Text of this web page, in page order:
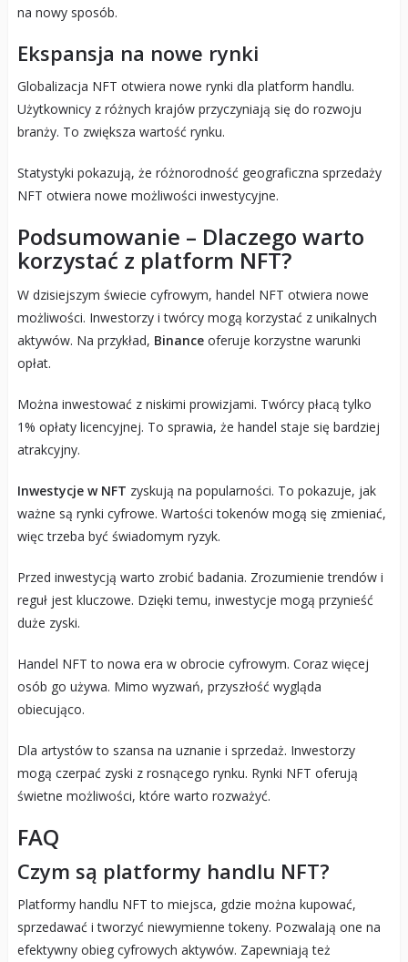
na nowy sposób.
Ekspansja na nowe rynki
Globalizacja NFT otwiera nowe rynki dla platform handlu.
Użytkownicy z różnych krajów przyczyniają się do rozwoju
branży. To zwiększa wartość rynku.
Statystyki pokazują, że różnorodność geograficzna sprzedaży
NFT otwiera nowe możliwości inwestycyjne.
Podsumowanie – Dlaczego warto
korzystać z platform NFT?
W dzisiejszym świecie cyfrowym, handel NFT otwiera nowe
możliwości. Inwestorzy i twórcy mogą korzystać z unikalnych
aktywów. Na przykład, Binanceoferuje korzystne warunki
opłat.
Można inwestować z niskimi prowizjami. Twórcy płacą tylko
1% opłaty licencyjnej. To sprawia, że handel staje się bardziej
atrakcyjny.
Inwestycje w NFT zyskują na popularności. To pokazuje, jak
ważne są rynki cyfrowe. Wartości tokenów mogą się zmieniać,
więc trzeba być świadomym ryzyk.
Przed inwestycją warto zrobić badania. Zrozumienie trendów i
reguł jest kluczowe. Dzięki temu, inwestycje mogą przynieść
duże zyski.
Handel NFT to nowa era w obrocie cyfrowym. Coraz więcej
osób go używa. Mimo wyzwań, przyszłość wygląda
obiecująco.
Dla artystów to szansa na uznanie i sprzedaż. Inwestorzy
mogą czerpać zyski z rosnącego rynku. Rynki NFT oferują
świetne możliwości, które warto rozważyć.
FAQ
Czym są platformy handlu NFT?
Platformy handlu NFT to miejsca, gdzie można kupować,
sprzedawać i tworzyć niewymienne tokeny. Pozwalają one na
efektywny obieg cyfrowych aktywów. Zapewniają też